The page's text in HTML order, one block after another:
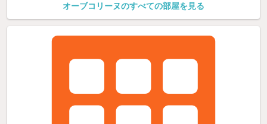
オーブコリーヌのすべての部屋を見る